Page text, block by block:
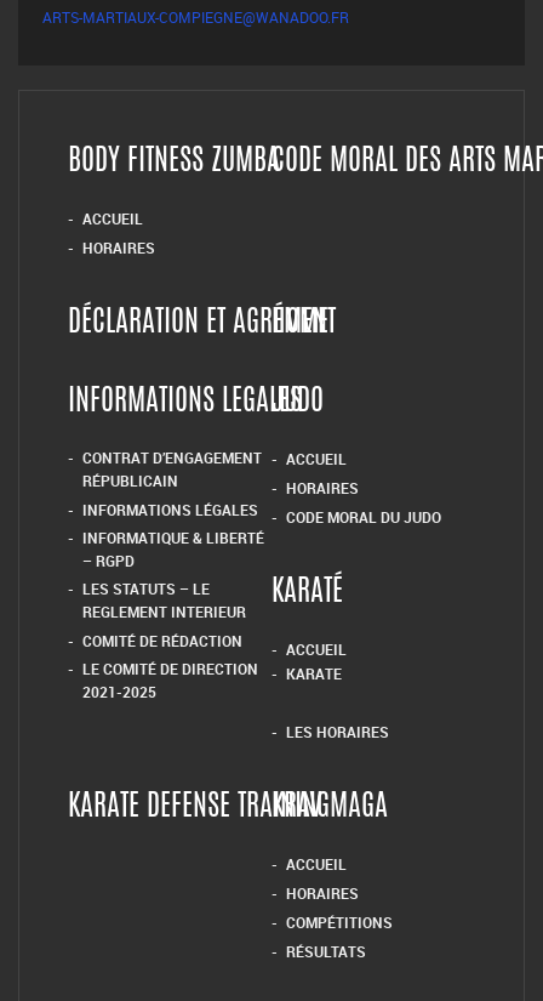
ARTS-MARTIAUX-COMPIEGNE@WANADOO.FR
BODY FITNESS ZUMBA
ACCUEIL
HORAIRES
CODE MORAL DES ARTS
DÉCLARATION ET AGRÉMENT
HOME
INFORMATIONS LEGALES
CONTRAT D’ENGAGEMENT
RÉPUBLICAIN
INFORMATIONS LÉGALES
INFORMATIQUE & LIBERTÉ
– RGPD
LES STATUTS – LE
REGLEMENT INTERIEUR
COMITÉ DE RÉDACTION
LE COMITÉ DE DIRECTION
2021-2025
JUDO
ACCUEIL
HORAIRES
CODE MORAL DU JUDO
KARATÉ
ACCUEIL
KARATE
LES HORAIRES
KARATE DEFENSE TRAININGKRAV MAGA
ACCUEIL
HORAIRES
COMPÉTITIONS
RÉSULTATS